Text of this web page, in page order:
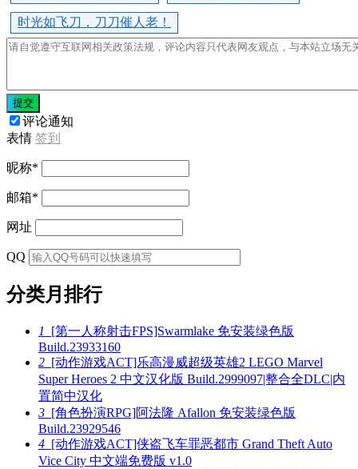
时光如飞刀，刀刀催人老！
提交
评论通知
表情 签到
昵称*
邮箱*
网址
QQ
分类月排行
1
[第一人称射击FPS]Swarmlake 免安装绿色版
Build.23933160
2 [动作游戏ACT]乐高漫威超级英雄2 LEGO Marvel
Super Heroes 2 中文汉化版 Build.2999097|整合全DLC|内
置简中汉化
3 [角色扮演RPG]阿法隆 Afallon 免安装绿色版
Build.23929546
4 [动作游戏ACT]侠盗飞车罪恶都市 Grand Theft Auto
Vice City 中文端免费版 v1.0